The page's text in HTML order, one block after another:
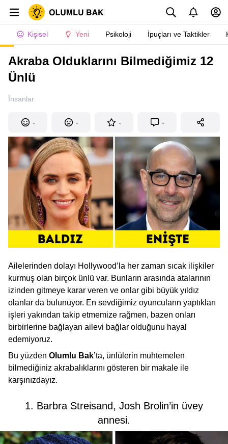
Kişisel Yeni Psikoloji İpuçları ve Taktikler
Akraba Olduklarını Bilmediğimiz 12
Ünlü
İnsanlar
- - - -
Ailelerinden dolayı Hollywood’la her zaman sıcak ilişkiler
kurmuş olan birçok ünlü var. Bunların arasında atalarının
izinden gitmeye karar veren ve onlar gibi büyük yıldız
olanlar da bulunuyor. En sevdiğimiz oyuncuların yaptıkları
işleri yakından takip etmemize rağmen, bazen onları
birbirlerine bağlayan ailevi bağlar olduğunu hayal
edemiyoruz.
Bu yüzden Olumlu Bak’ta, ünlülerin muhtemelen
bilmediğiniz akrabalıklarını gösteren bir makale ile
karşınızdayız.
1. Barbra Streisand, Josh Brolin’in üvey
annesi.